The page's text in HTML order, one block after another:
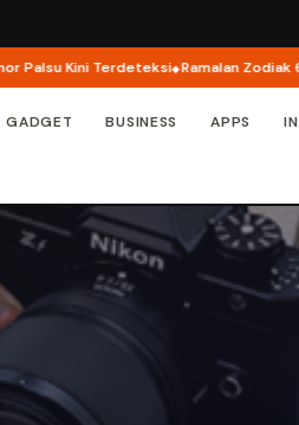
Ramalan Zodiak 6 Agustus 2026:
GADGET BUSINESS APPS